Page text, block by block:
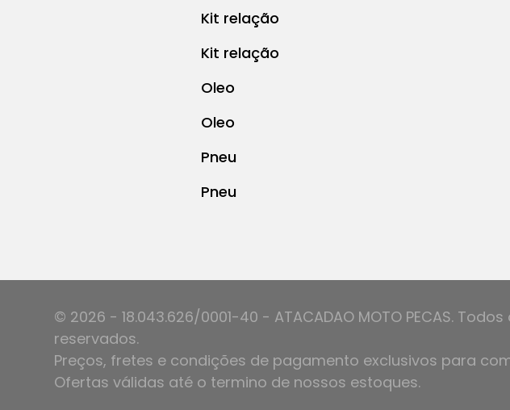
Kit relação
Kit relação
Oleo
Oleo
Pneu
Pneu
© 2026 - 18.043.626/0001-40 - ATACADAO MOTO PECAS.
reservados.
Preços, fretes e condições de pagamento exclusivos para
Ofertas válidas até o termino de nossos estoques.